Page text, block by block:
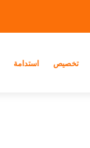
تخصيص استدامة